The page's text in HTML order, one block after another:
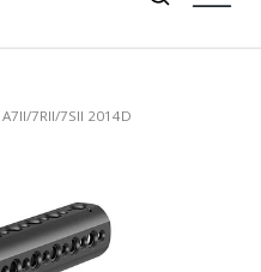
7RII/7SII 2014D